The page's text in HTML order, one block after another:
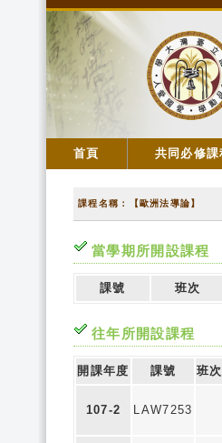
首頁 共同必修課
課程名稱：【歐洲法導論】
當學期所開設課程
課號 班次
往年所開設課程
開課年度 課號 班次
107-2 LAW7253